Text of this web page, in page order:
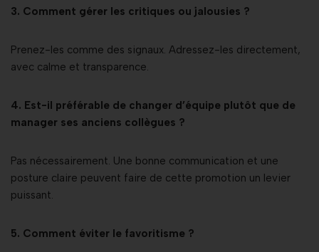
3. Comment gérer les critiques ou jalousies ?
Prenez-les comme des signaux. Adressez-les directement,
avec calme et transparence.
4. Est-il préférable de changer d’équipe plutôt que de
manager ses anciens collègues ?
Pas nécessairement. Une bonne communication et une
posture claire peuvent faire de cette promotion un levier
puissant.
5. Comment éviter le favoritisme ?